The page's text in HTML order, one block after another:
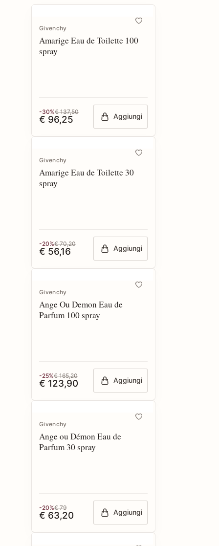
Givenchy
Amarige Eau de Toilette 100
spray
-30%€ 137,50
€ 96,25 Aggiungi
Givenchy
Amarige Eau de Toilette 30
spray
-20%€ 70,20
€ 56,16 Aggiungi
Givenchy
Ange Ou Demon Eau de
Parfum 100 spray
-25%€ 165,20
€ 123,90 Aggiungi
Givenchy
Ange ou Démon Eau de
Parfum 30 spray
-20%€ 79
€ 63,20 Aggiungi